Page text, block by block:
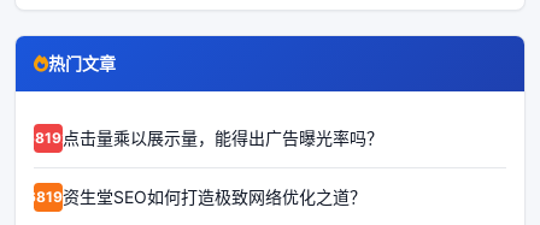
热门文章
68192点击量乘以展示量，能得出广告曝光率吗？
68191资生堂SEO如何打造极致网络优化之道？